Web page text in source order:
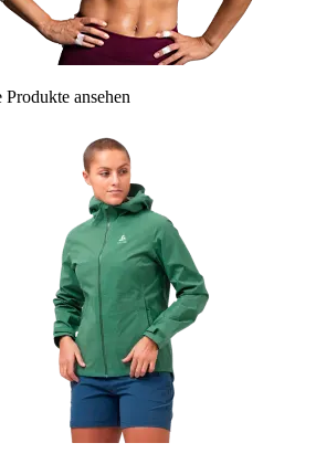
Produkte ansehen